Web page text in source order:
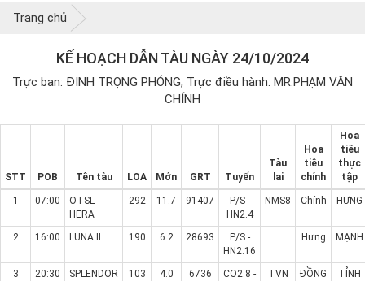
Trang chủ
KẾ HOẠCH DẪN TÀU NGÀY 24/10/2024
Trực ban: ĐINH TRỌNG PHÓNG, Trực điều hành: MR.PHẠM VĂN
CHÍNH
STT POB Tên tàu LOA Mớn GRT Tuyến
Tàu
lai
Hoa
tiêu
chính
Hoa
tiêu
thực
tập
1 07:00
OTSL
HERA
292 11.7 91407
P/S -
HN2.4
NMS8 Chính HƯNG
2 16:00 LUNA II 190 6.2 28693
P/S -
HN2.16
Hưng MẠNH
3 20:30
SPLENDOR
103 4.0 6736
CO2.8 -
TVN ĐỒNG TỈNH